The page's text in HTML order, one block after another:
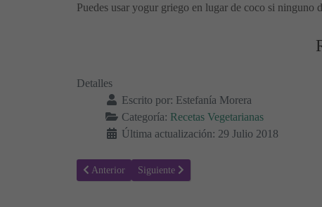
Puedes usar yogur griego en lugar de coco si ninguno
Detalles
Escrito por: Estefanía Morera
Categoría: Recetas Vegetarianas
Última actualización: 29 Julio 2018
Artículo anterior: Receta para hacer Falafel - Recetas con
Anterior Artículo siguiente: Receta de Empanadillas de
Siguiente